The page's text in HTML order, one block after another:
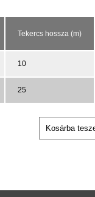
Tekercs hossza (m)
10
25